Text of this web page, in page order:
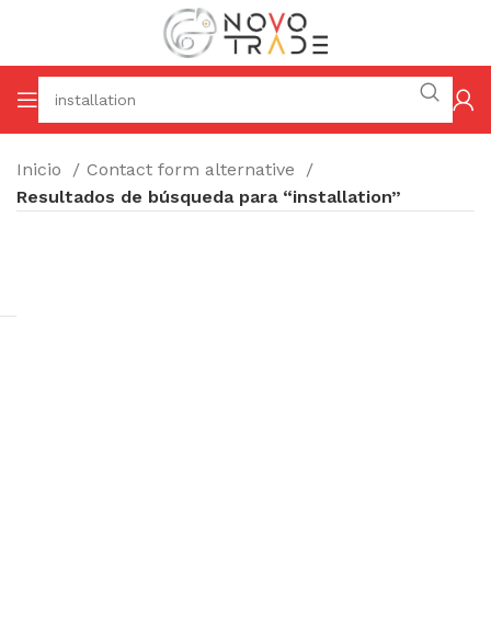
Inicio
Contact form alternative
Resultados de búsqueda para “installation”